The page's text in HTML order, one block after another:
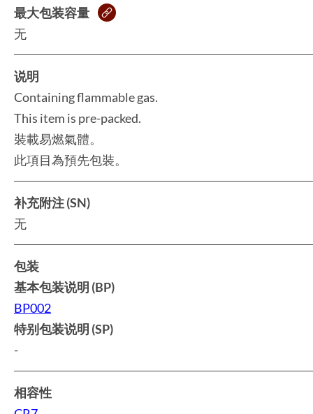
最大包装容量
无
说明
Containing flammable gas.
This item is pre-packed.
裝載易燃氣體。
此項目為預先包裝。
补充附注 (SN)
无
包装
基本包装说明 (BP)
BP002
特别包装说明 (SP)
-
相容性